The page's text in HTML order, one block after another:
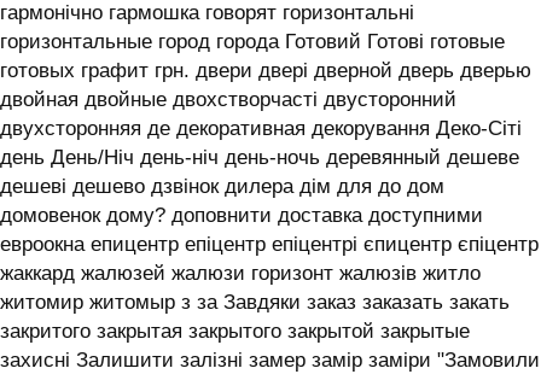
гармонічно гармошка говорят горизонтальні
горизонтальные город города Готовий Готові готовые
готовых графит грн. двери двері дверной дверь дверью
двойная двойные двохстворчасті двусторонний
двухсторонняя де декоративная декорування Деко-Сіті
день День/Ніч день-ніч день-ночь деревянный дешеве
дешеві дешево дзвінок дилера дім для до дом
домовенок дому? доповнити доставка доступними
евроокна епицентр епіцентр епіцентрі єпицентр єпіцентр
жаккард жалюзей жалюзи горизонт жалюзів житло
житомир житомыр з за Завдяки заказ заказать закать
закритого закрытая закрытого закрытой закрытые
захисні Залишити залізні замер замір заміри "Замовили